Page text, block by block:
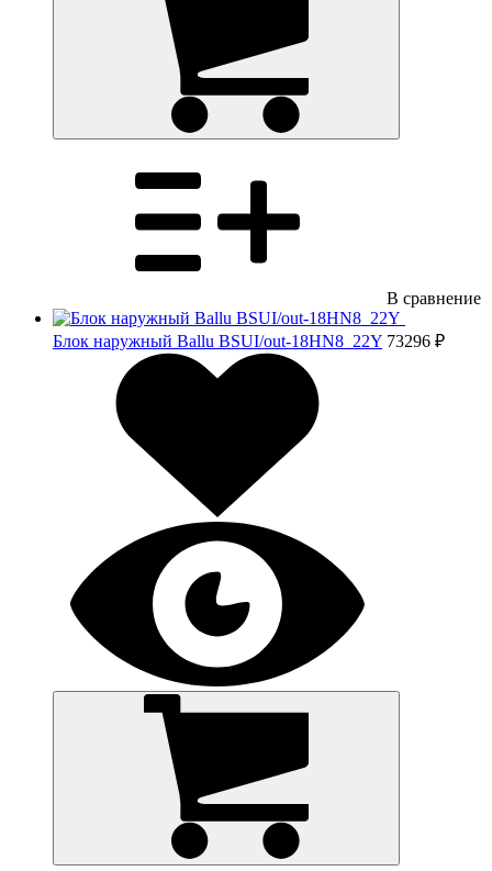
В сравнение
Блок наружный Ballu BSUI/out-18HN8_22Y 73296 ₽